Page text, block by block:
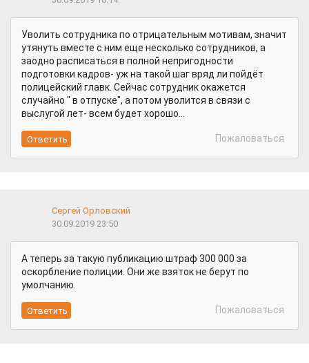
Уволить сотрудника по отрицательным мотивам, значит
утянуть вместе с ним еще несколько сотрудников, а
заодно расписаться в полной непригодности
подготовки кадров- уж на такой шаг вряд ли пойдёт
полицейский главк. Сейчас сотрудник окажется
случайно " в отпуске", а потом уволится в связи с
выслугой лет- всем будет хорошо...
Пожаловаться
Сергей Орловский
30.09.2019 23:50
А теперь за такую публикацию штраф 300 000 за
оскорбление полиции. Они же взяток не берут по
умолчанию.
Пожаловаться